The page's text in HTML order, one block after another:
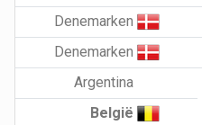
Denemarken
Denemarken
Argentina
België